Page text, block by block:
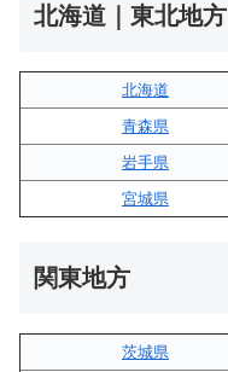
北海道｜東北地方
北海道
青森県
岩手県
宮城県
関東地方
茨城県